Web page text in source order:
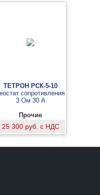
ТЕТРОН РСК-5-10
сопротивления
3 Ом 30 А
Прочие
25 300 руб. с НДС